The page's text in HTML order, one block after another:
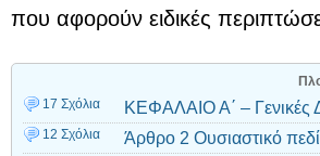
που αφορούν ειδικές
17 Σχόλια
ΚΕΦΑΛΑΙΟ Α΄ – Γενικές
12 Σχόλια Άρθρο 2 Ουσιαστικό